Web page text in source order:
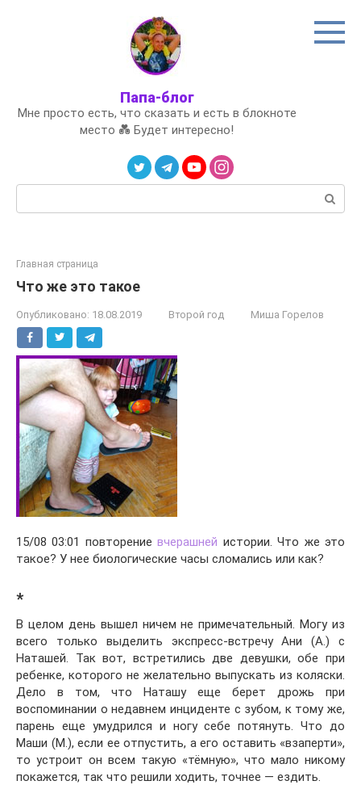
Папа-блог
Мне просто есть, что сказать и есть в блокноте
место 💑 Будет интересно!
Главная страница
Что же это такое
Опубликовано: 18.08.2019 Второй год Миша Горелов
15/08 03:01 повторениевчерашней истории. Что же это
такое? У нее биологические часы сломались или как?
*
В целом день вышел ничем не примечательный. Могу из
всего только выделить экспресс-встречу Ани (А.) с
Наташей. Так вот, встретились две девушки, обе при
ребенке, которого не желательно выпускать из коляски.
Дело в том, что Наташу еще берет дрожь при
воспоминании о недавнем инциденте с зубом, к тому же,
парень еще умудрился и ногу себе потянуть. Что до
Маши (М.), если ее отпустить, а его оставить «взаперти»,
то устроит он всем такую «тёмную», что мало никому
покажется, так что решили ходить, точнее — ездить.